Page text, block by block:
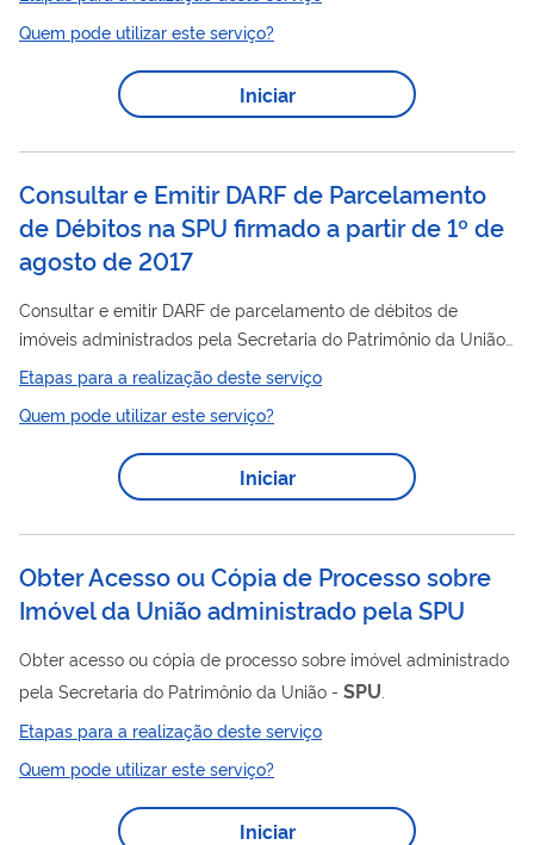
relativas a imóveis administrados pela Secretaria do Patrimônio
da União -SPU.
Quem pode utilizar este serviço?
Iniciar
Consultar e Emitir DARF de Parcelamento
de Débitos na SPU firmado a partir de 1º de
agosto de 2017
Consultar e emitir DARF de parcelamento de débitos de
imóveis administrados pela Secretaria do Patrimônio da União
-SPU, concedido a partir de 1º de agosto de 2017.
Etapas para a realização deste serviço
Quem pode utilizar este serviço?
Iniciar
Obter Acesso ou Cópia de Processo sobre
Imóvel da União administrado pela SPU
Obter acesso ou cópia de processo sobre imóvel administrado
pela Secretaria do Patrimônio da União - SPU
Etapas para a realização deste serviço
Quem pode utilizar este serviço?
Iniciar